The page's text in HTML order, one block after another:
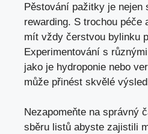
Pěstování pažitky je nejen
rewarding. S trochou péče
mít vždy čerstvou bylinku
Experimentování s
jako je hydroponie nebo
může přinést skvělé
Nezapomeňte na správný
sběru listů abyste zajistili